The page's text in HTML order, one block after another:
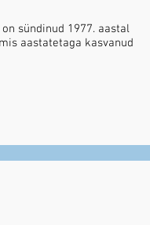
sündinud 1977. aastal
aastatetaga kasvanud